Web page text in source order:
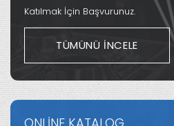
Katılmak İçin Başvurunuz.
TÜMÜNÜ İNCELE